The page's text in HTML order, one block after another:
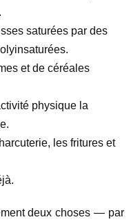
saturées par des
et de céréales
physique la
les fritures et
deux choses — par